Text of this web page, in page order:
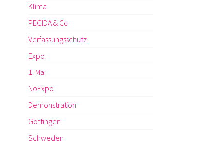
Klima
PEGIDA & Co
Verfassungsschutz
Expo
1. Mai
NoExpo
Demonstration
Göttingen
Schweden